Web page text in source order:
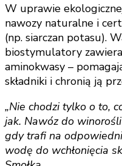
W uprawie
nawozy naturalne i
(np. siarczan potasu).
biostymulatory
aminokwasy –
składniki i chronią ją
„Nie chodzi tylko o to,
jak. Nawóz do
gdy trafi na
wodę do wchłonięcia